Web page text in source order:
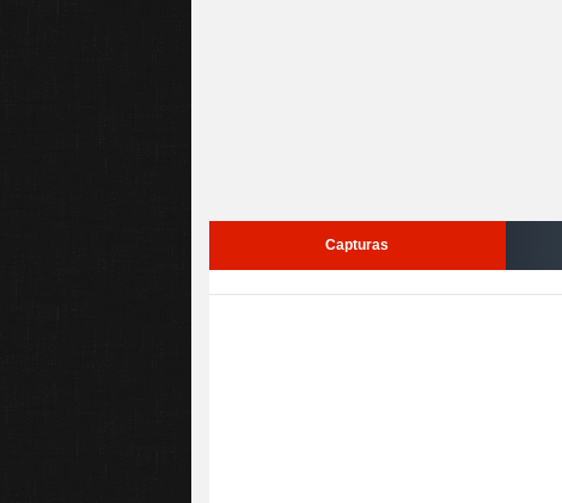
Capturas